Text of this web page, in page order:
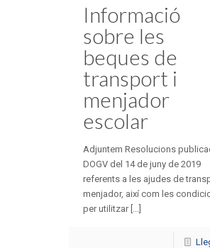
Informació
sobre les
beques de
transport i
menjador
escolar
Adjuntem Resolucions
DOGV del 14 de juny de 2019
referents a les ajudes de
menjador, així com les
per utilitzar [...]